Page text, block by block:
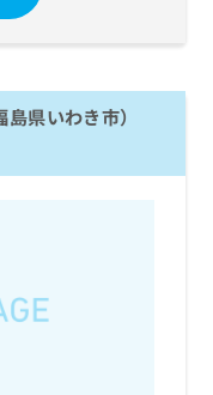
県いわき市）